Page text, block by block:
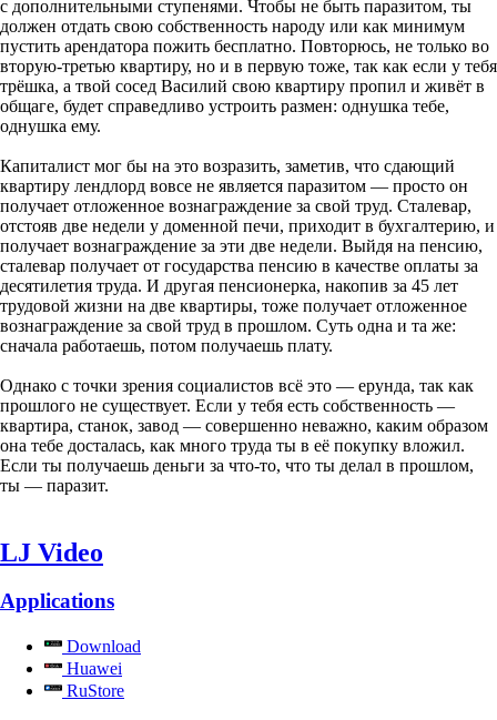
с дополнительными ступенями. Чтобы не быть паразитом, ты
должен отдать свою собственность народу или как минимум
пустить арендатора пожить бесплатно. Повторюсь, не только во
вторую-третью квартиру, но и в первую тоже, так как если у тебя
трёшка, а твой сосед Василий свою квартиру пропил и живёт в
общаге, будет справедливо устроить размен: однушка тебе,
однушка ему.
Капиталист мог бы на это возразить, заметив, что сдающий
квартиру лендлорд вовсе не является паразитом — просто он
получает отложенное вознаграждение за свой труд. Сталевар,
отстояв две недели у доменной печи, приходит в бухгалтерию, и
получает вознаграждение за эти две недели. Выйдя на пенсию,
сталевар получает от государства пенсию в качестве оплаты за
десятилетия труда. И другая пенсионерка, накопив за 45 лет
трудовой жизни на две квартиры, тоже получает отложенное
вознаграждение за свой труд в прошлом. Суть одна и та же:
сначала работаешь, потом получаешь плату.
Однако с точки зрения социалистов всё это — ерунда, так как
прошлого не существует. Если у тебя есть собственность —
квартира, станок, завод — совершенно неважно, каким образом
она тебе досталась, как много труда ты в её покупку вложил.
Если ты получаешь деньги за что-то, что ты делал в прошлом,
ты — паразит.
LJ Video
Applications
Download
Huawei
RuStore